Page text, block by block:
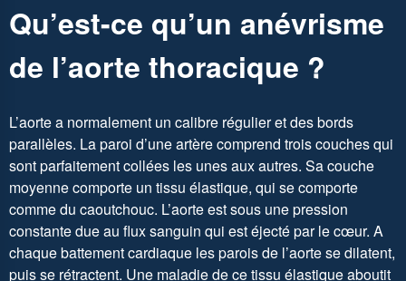
Qu’est-ce qu’un anévrisme
de l’aorte thoracique ?
L’aorte a normalement un calibre régulier et des bords
parallèles. La paroi d’une artère comprend trois couches qui
sont parfaitement collées les unes aux autres. Sa couche
moyenne comporte un tissu élastique, qui se comporte
comme du caoutchouc. L’aorte est sous une pression
constante due au flux sanguin qui est éjecté par le cœur. A
chaque battement cardiaque les parois de l’aorte se dilatent,
puis se rétractent. Une maladie de ce tissu élastique aboutit